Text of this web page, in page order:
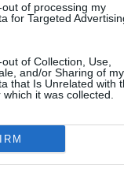
of processing my
for Targeted
of Collection, Use,
and/or Sharing of my
that Is Unrelated with
it was collected.
prisiminė